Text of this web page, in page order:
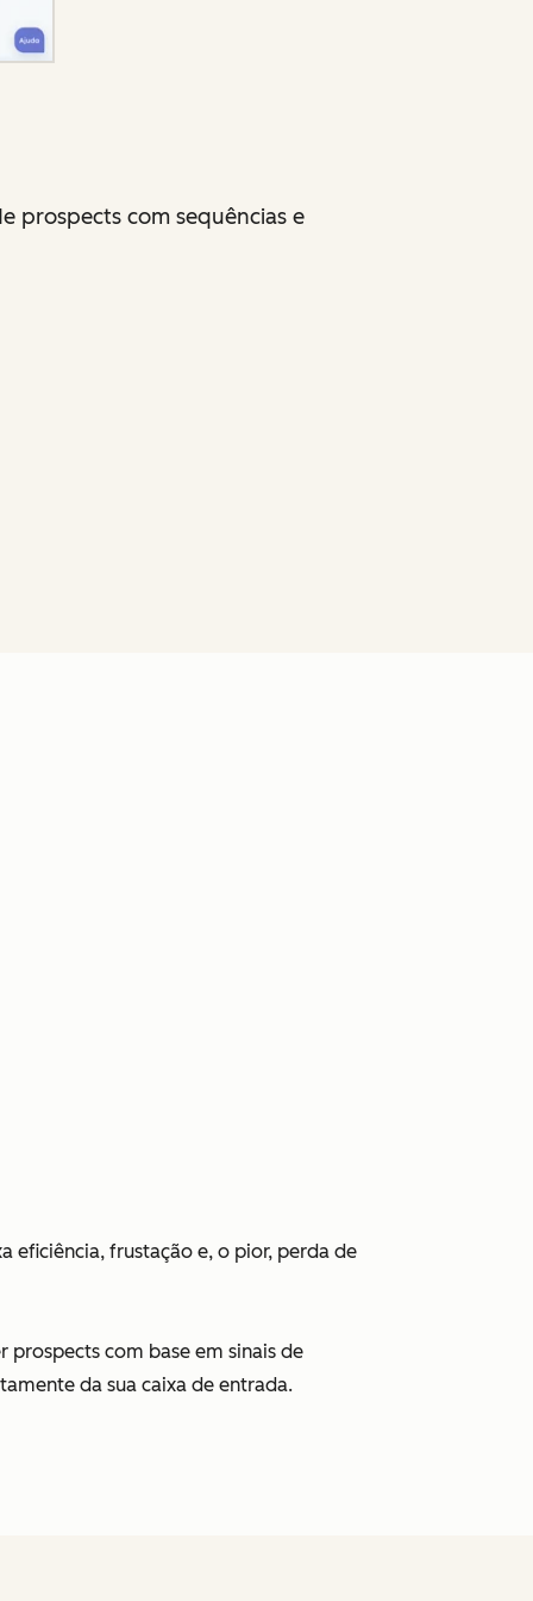
prospects com sequências e
eficiência, frustação e, o pior, perda de
prospects com base em sinais de
da sua caixa de entrada.